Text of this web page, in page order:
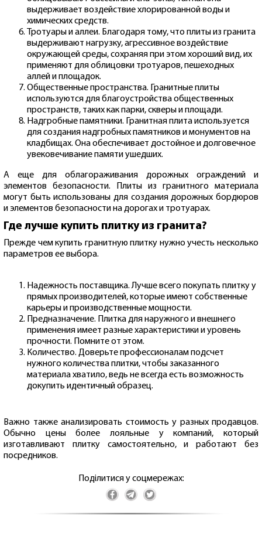
выдерживает воздействие хлорированной воды и
химических средств.
Тротуары и аллеи. Благодаря тому, что плиты из гранита
выдерживают нагрузку, агрессивное воздействие
окружающей среды, сохраняя при этом хороший вид, их
применяют для облицовки тротуаров, пешеходных
аллей и площадок.
Общественные пространства. Гранитные плиты
используются для благоустройства общественных
пространств, таких как парки, скверы и площади.
Надгробные памятники. Гранитная плита используется
для создания надгробных памятников и монументов на
кладбищах. Она обеспечивает достойное и долговечное
увековечивание памяти ушедших.
А еще для облагораживания дорожных ограждений и
элементов безопасности. Плиты из гранитного материала
могут быть использованы для создания дорожных бордюров
и элементов безопасности на дорогах и тротуарах.
Где лучше купить плитку из гранита?
Прежде чем купить гранитную плитку нужно учесть несколько
параметров ее выбора.
Надежность поставщика. Лучше всего покупать плитку у
прямых производителей, которые имеют собственные
карьеры и производственные мощности.
Предназначение. Плитка для наружного и внешнего
применения имеет разные характеристики и уровень
прочности. Помните от этом.
Количество. Доверьте профессионалам подсчет
нужного количества плитки, чтобы заказанного
материала хватило, ведь не всегда есть возможность
докупить идентичный образец.
Важно также анализировать стоимость у разных продавцов.
Обычно цены более лояльные у компаний, который
изготавливают плитку самостоятельно, и работают без
посредников.
Поділитися у соцмережах: